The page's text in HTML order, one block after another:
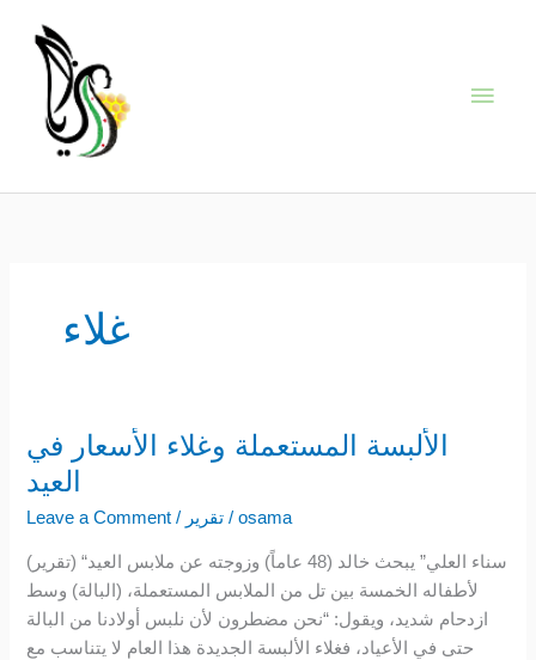
content
غلاء
الألبسة المستعملة وغلاء الأسعار في
العيد
Leave a Comment / تقرير /osama
(تقرير) “سناء العلي” يبحث خالد (48 عاماً) وزوجته عن ملابس العيد
لأطفاله الخمسة بين تل من الملابس المستعملة، (البالة) وسط
ازدحام شديد، ويقول: “نحن مضطرون لأن نلبس أولادنا من البالة
حتى في الأعياد، فغلاء الألبسة الجديدة هذا العام لا يتناسب مع
الألبسة
المستعملة
وغلاء
الأسعار
في
العيد